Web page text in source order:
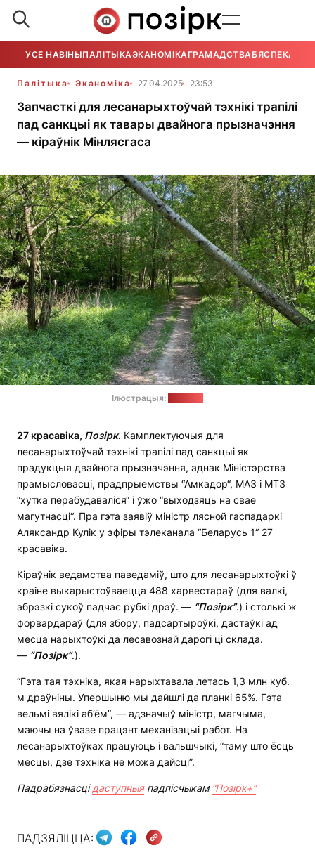
УСЕ НАВІНЫПАЛІТЫКАЭКАНОМІКАГРАМАДСТВАБЯСПЕКА
Палітыка Эканоміка 27.04.2025 23:53
Запчасткі для лесанарыхтоўчай тэхнікі трапілі
пад санкцыі як тавары двайнога прызначэння
— кіраўнік Мінлясгаса
Ілюстрацыя:
27 красавіка, Позірк. Камплектуючыя для
лесанарыхтоўчай тэхнікі трапілі пад санкцыі як
прадукцыя двайнога прызначэння, аднак Міністэрства
прамысловасці, прадпрыемствы “Амкадор“, МАЗ і МТЗ
“хутка перабудаваліся“ і ўжо “выходзяць на свае
магутнасці“. Пра гэта заявіў міністр лясной гаспадаркі
Аляксандр Кулік у эфіры тэлеканала “Беларусь 1“ 27
красавіка.
Кіраўнік ведамства паведаміў, што для лесанарыхтоўкі ў
краіне выкарыстоўваецца 488 харвестараў (для валкі,
абрэзкі сукоў падчас рубкі дрэў. — “Позірк”.) і столькі ж
форвардараў (для збору, падсартыроўкі, дастаўкі ад
месца нарыхтоўкі да лесавознай дарогі ці склада.
— “Позірк”.).
“Гэта тая тэхніка, якая нарыхтавала летась 1,3 млн куб.
м драўніны. Упершыню мы дайшлі да планкі 65%. Гэта
вельмі вялікі аб’ём”, — адзначыў міністр, магчыма,
маючы на ўвазе працэнт механізацыі работ. На
лесанарыхтоўках працуюць і вальшчыкі, “таму што ёсць
месцы, дзе тэхніка не можа дайсці”.
Падрабязнасцідаступныяпадпісчыкам “Позірк+”
ПАДЗЯЛІЦЦА: